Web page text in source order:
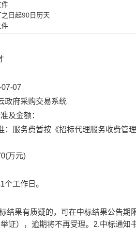
件
日起90日历天
件
07
政府采购交易系统
及金额：
服务费暂按《招标代理服务收费管
(万元)
个工作日。
结果有质疑的，可在中标结果公告
证），逾期将不再受理。2.中标通